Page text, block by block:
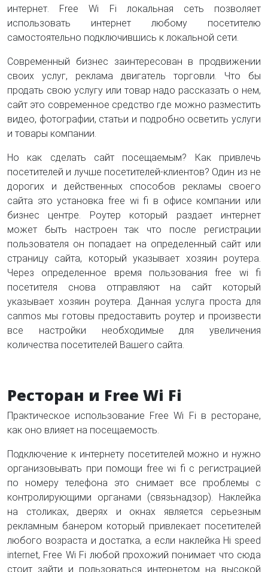
интернет. Free Wi Fi локальная сеть позволяет
использовать интернет любому посетителю
самостоятельно подключившись к локальной сети.
Современный бизнес заинтересован в продвижении
своих услуг, реклама двигатель торговли. Что бы
продать свою услугу или товар надо рассказать о нем,
сайт это современное средство где можно разместить
видео, фотографии, статьи и подробно осветить услуги
и товары компании.
Но как сделать сайт посещаемым? Как привлечь
посетителей и лучше посетителей-клиентов? Один из не
дорогих и действенных способов рекламы своего
сайта это установка free wi fi в офисе компании или
бизнес центре. Роутер который раздает интернет
может быть настроен так что после регистрации
пользователя он попадает на определенный сайт или
страницу сайта, который указывает хозяин роутера.
Через определенное время пользования free wi fi
посетителя снова отправляют на сайт который
указывает хозяин роутера. Данная услуга проста для
canmos мы готовы предоставить роутер и произвести
все настройки необходимые для увеличения
количества посетителей Вашего сайта.
Ресторан и Free Wi Fi
Практическое использование Free Wi Fi в ресторане,
как оно влияет на посещаемость.
Подключение к интернету посетителей можно и нужно
организовывать при помощи free wi fi с регистрацией
по номеру телефона это снимает все проблемы с
контролирующими органами (связьнадзор). Наклейка
на столиках, дверях и окнах является серьезным
рекламным банером который привлекает посетителей
любого возраста и достатка, а если наклейка Hi speed
internet, Free Wi Fi любой прохожий понимает что сюда
стоит зайти и пользоваться интернетом на высокой